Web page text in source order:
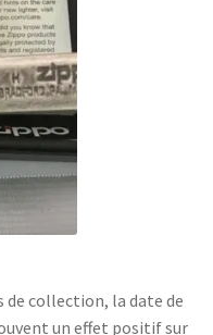
collection, la date de
un effet positif sur